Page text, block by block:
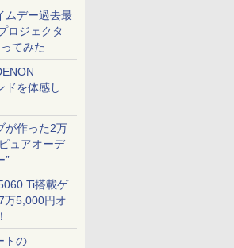
ムデー過去最
ロジェクタ
てみた
ドを体感し
が作った2万
ュアオーデ
”
Ti搭載ゲ
万5,000円オ
トの